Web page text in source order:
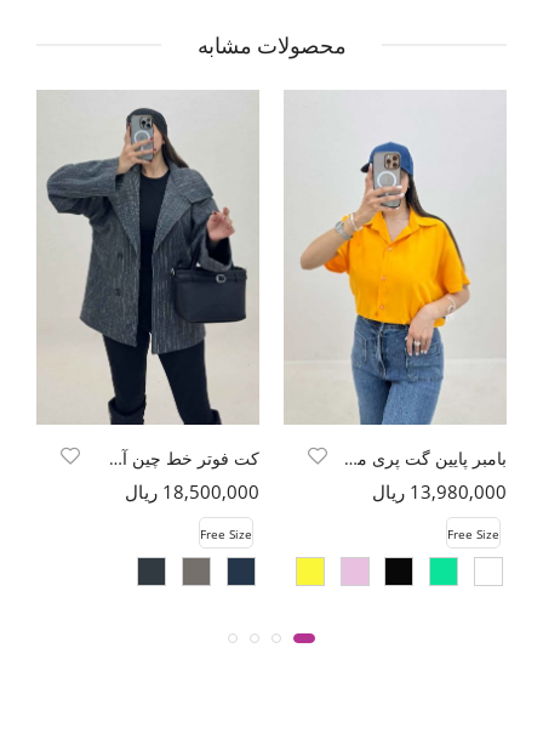
محصولات مشابه
بامبر پایین گت پری مودال
13,980,000 ریال
Free Size
کت فوتر خط چین آستردار یقه چاک
18,500,000 ریال
Free Size